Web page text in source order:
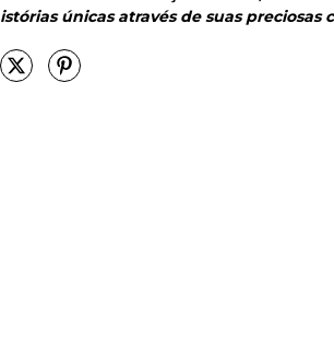
únicas através de suas preciosas